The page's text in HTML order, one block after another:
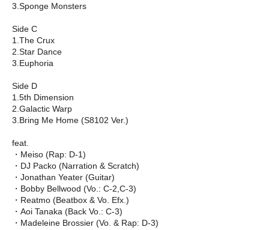
3.Sponge Monsters
Side C
1.The Crux
2.Star Dance
3.Euphoria
Side D
1.5th Dimension
2.Galactic Warp
3.Bring Me Home (S8102 Ver.)
feat.
・Meiso (Rap: D-1)
・DJ Packo (Narration & Scratch)
・Jonathan Yeater (Guitar)
・Bobby Bellwood (Vo.: C-2,C-3)
・Reatmo (Beatbox & Vo. Efx.)
・Aoi Tanaka (Back Vo.: C-3)
・Madeleine Brossier (Vo. & Rap: D-3)